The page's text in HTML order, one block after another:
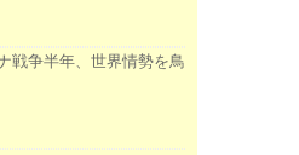
戦争半年、世界情勢を鳥